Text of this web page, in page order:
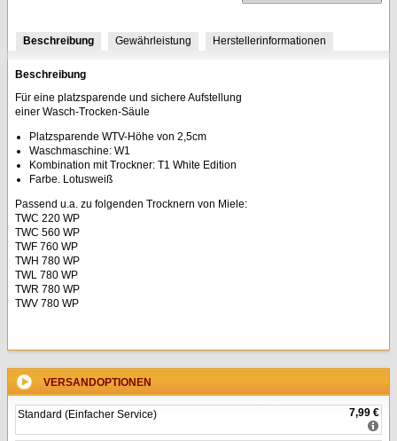
Beschreibung Gewährleistung Herstellerinformationen
Beschreibung
Für eine platzsparende und sichere Aufstellung
einer Wasch-Trocken-Säule
Platzsparende WTV-Höhe von 2,5cm
Waschmaschine: W1
Kombination mit Trockner: T1 White Edition
Farbe. Lotusweiß
Passend u.a. zu folgenden Trocknern von Miele:
TWC 220 WP
TWC 560 WP
TWF 760 WP
TWH 780 WP
TWL 780 WP
TWR 780 WP
TWV 780 WP
VERSANDOPTIONEN
7,99 €
Standard (Einfacher Service)